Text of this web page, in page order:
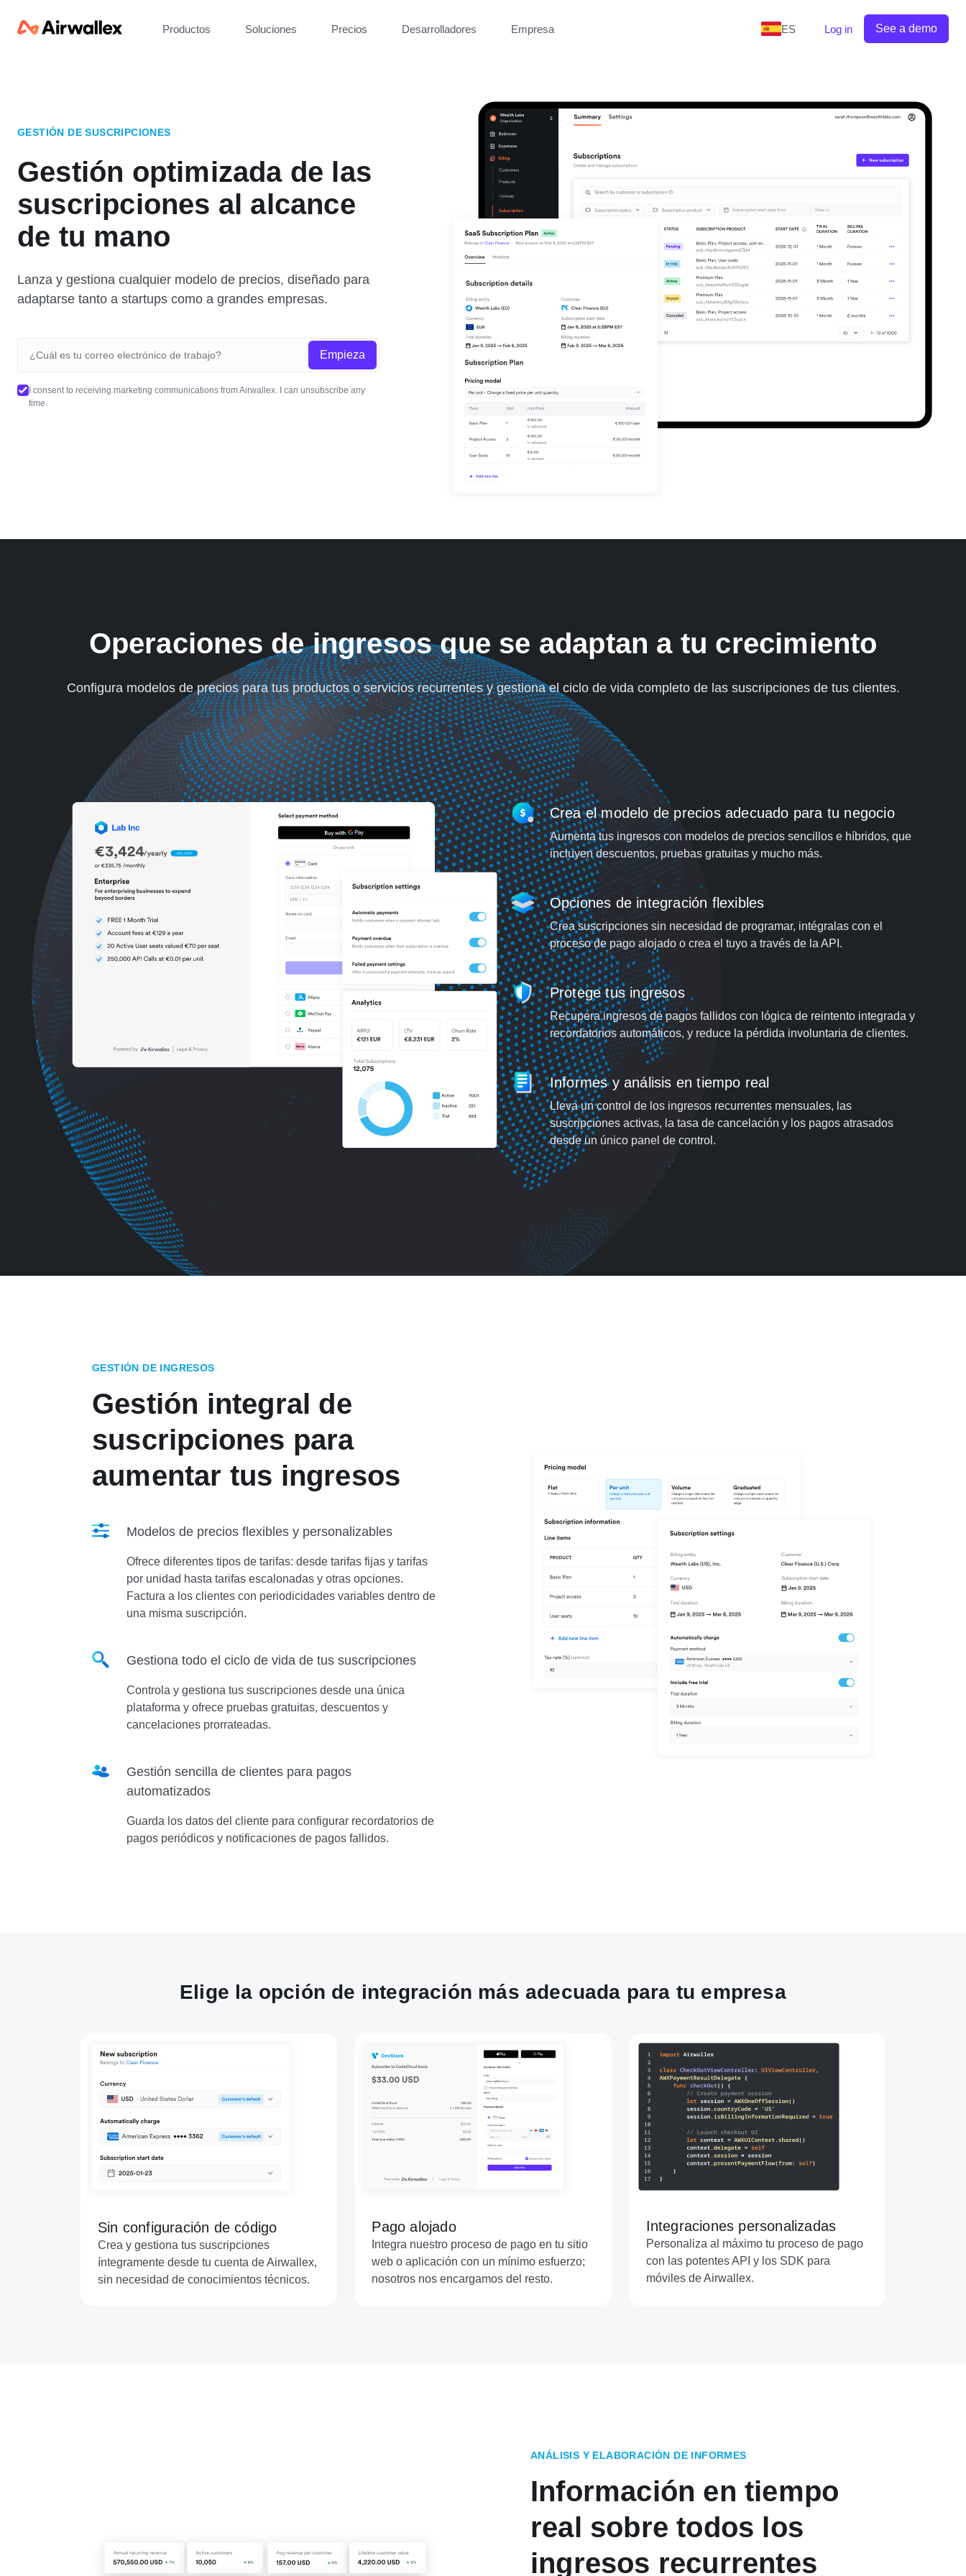
Productos Soluciones Precios Desarrolladores Empresa ES Log in See a demo
GESTIÓN DE SUSCRIPCIONES
Gestión optimizada de las
suscripciones al alcance
de tu mano
Lanza y gestiona cualquier modelo de precios, diseñado para
adaptarse tanto a startups como a grandes empresas.
Empieza
I consent to receiving marketing communications from Airwallex. I can unsubscribe any
time.
Operaciones de ingresos que se adaptan a tu crecimiento
Configura modelos de precios para tus productos o servicios recurrentes y gestiona el ciclo de vida completo de las suscripciones de tus clientes.
Crea el modelo de precios adecuado para tu negocio
Aumenta tus ingresos con modelos de precios sencillos e híbridos, que
incluyen descuentos, pruebas gratuitas y mucho más.
Opciones de integración flexibles
Crea suscripciones sin necesidad de programar, intégralas con el
proceso de pago alojado o crea el tuyo a través de la API.
Protege tus ingresos
Recupera ingresos de pagos fallidos con lógica de reintento integrada y
recordatorios automáticos, y reduce la pérdida involuntaria de clientes.
Informes y análisis en tiempo real
Lleva un control de los ingresos recurrentes mensuales, las
suscripciones activas, la tasa de cancelación y los pagos atrasados
desde un único panel de control.
GESTIÓN DE INGRESOS
Gestión integral de
suscripciones para
aumentar tus ingresos
Modelos de precios flexibles y personalizables
Ofrece diferentes tipos de tarifas: desde tarifas fijas y tarifas
por unidad hasta tarifas escalonadas y otras opciones.
Factura a los clientes con periodicidades variables dentro de
una misma suscripción.
Gestiona todo el ciclo de vida de tus suscripciones
Controla y gestiona tus suscripciones desde una única
plataforma y ofrece pruebas gratuitas, descuentos y
cancelaciones prorrateadas.
Gestión sencilla de clientes para pagos
automatizados
Guarda los datos del cliente para configurar recordatorios de
pagos periódicos y notificaciones de pagos fallidos.
Elige la opción de integración más adecuada para tu empresa
Sin configuración de código
Crea y gestiona tus suscripciones
íntegramente desde tu cuenta de Airwallex,
sin necesidad de conocimientos técnicos.
Pago alojado
Integra nuestro proceso de pago en tu sitio
web o aplicación con un mínimo esfuerzo;
nosotros nos encargamos del resto.
Integraciones personalizadas
Personaliza al máximo tu proceso de pago
con las potentes API y los SDK para
móviles de Airwallex.
ANÁLISIS Y ELABORACIÓN DE INFORMES
Información en tiempo
real sobre todos los
ingresos recurrentes